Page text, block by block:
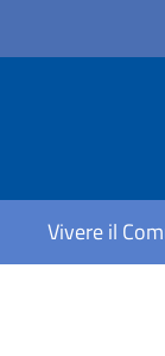
Vivere il